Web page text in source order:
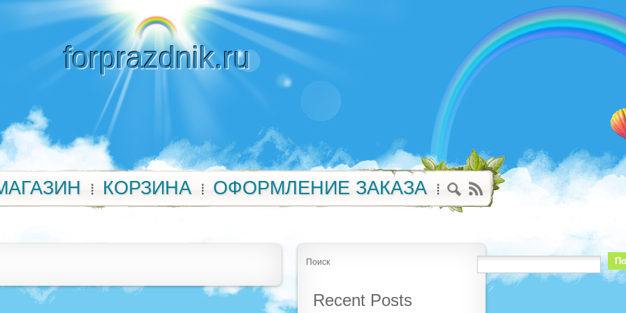
forprazdnik.ru
КОРЗИНА ОФОРМЛЕНИЕ ЗАКАЗА
Поиск
Recent Posts